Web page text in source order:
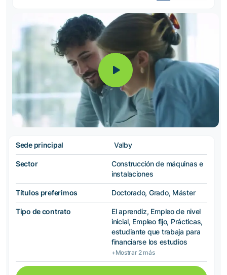
Sede principal Valby
Sector
Construcción de máquinas e
instalaciones
Títulos preferimos Doctorado, Grado, Máster
Tipo de contrato
El aprendiz, Empleo de nivel
inicial, Empleo fijo, Prácticas,
estudiante que trabaja para
financiarse los estudios
+Mostrar 2 más